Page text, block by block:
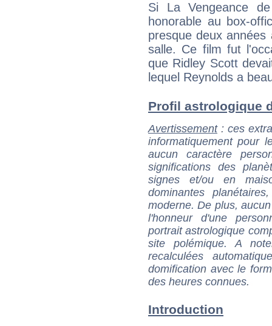
Si La Vengeance
honorable au box-
presque deux
salle. Ce film fut
que Ridley Scott
lequel Reynolds a
Profil astrologique
Avertissement: ces
informatiquement pour
aucun caractère
significations des
signes et/ou en
dominantes
moderne. De plus,
l'honneur d'une
portrait astrologique
site polémique. A
recalculées
domification avec le
des heures connues.
Introduction